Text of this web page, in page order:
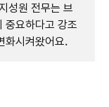
성원 전무는 브
중요하다고 강조
화시켜왔어요.